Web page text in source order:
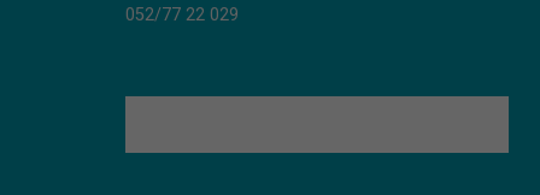
052/77 22 029